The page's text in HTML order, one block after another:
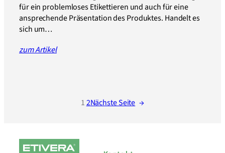
für ein problemloses Etikettieren und auch für eine
ansprechende Präsentation des Produktes. Handelt es
sich um…
zum Artikel
12Nächste Seite →